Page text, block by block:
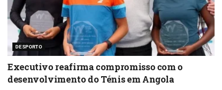
DESPORTO
Executivo reafirma compromisso com o
desenvolvimento do Ténis em Angola